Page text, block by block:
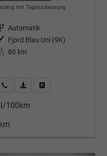
mit Tageszulassung
Getriebe Automatik
Außenfarbe Fjord Blau Uni (9K)
Kilometerstand
80 km
Kontakt & Angebot anfordern
PDF-Datei, Fahrzeugexposé
l/100km